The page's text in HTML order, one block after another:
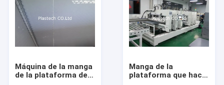
Máquina de la manga
de la plataforma de
Manga de la
plataforma que hace